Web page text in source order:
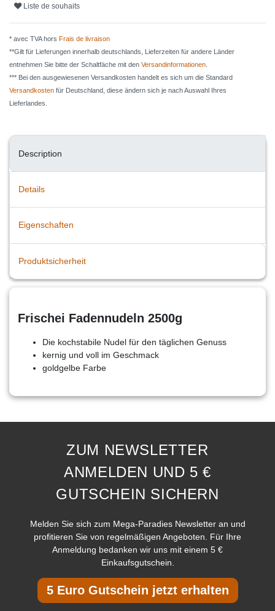
Liste de souhaits
* avec TVA hors Frais de livraison
**Gilt für Lieferungen innerhalb deutschlands, Lieferzeiten für andere Länder
entnehmen Sie bitte der Schaltfäche mit den Versandinformationen
*** Bei den ausgewiesenen Versandkosten handelt es sich um die Standard
Versandkosten für Deutschland, diese ändern sich je nach Auswahl Ihres
Lieferlandes.
Description
Details
Eigenschaften
Produktsicherheit
Frischei Fadennudeln 2500g
Die kochstabile Nudel für den täglichen Genuss
kernig und voll im Geschmack
goldgelbe Farbe
ZUM NEWSLETTER
ANMELDEN UND 5 €
GUTSCHEIN SICHERN
Melden Sie sich zum Mega-Paradies Newsletter an und
profitieren Sie von regelmäßigen Angeboten. Für Ihre
Anmeldung bedanken wir uns mit einem 5 €
Einkaufsgutschein.
5 Euro Gutschein jetzt erhalten